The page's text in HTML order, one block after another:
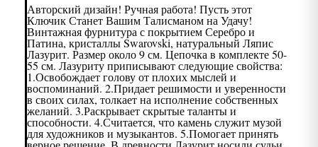
Авторский дизайн! Ручная работа! Пусть этот
Ключик Станет Вашим Талисманом на Удачу!
Винтажная фурнитура с покрытием Серебро и
Патина, кристаллы Swarovski, натуральный Ляпис
Лазурит. Размер около 9 см. Цепочка в комплекте 50-
55 см. Лазуриту приписывают следующие свойства:
1.Освобождает голову от плохих мыслей и
воспоминаний. 2.Придает решимости и уверенности
в своих силах, толкает на исполнение собственных
желаний. 3.Раскрывает скрытые таланты и
способности. 4.Считается, что камень служит музой
для художников и музыкантов. 5.Помогает принять